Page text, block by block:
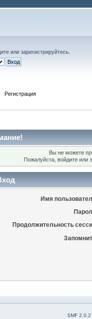
или зарегистрируйтесь.
Регистрация
Вы не можете
Пожалуйста, войдите или
Имя
Продолжительность
SMF 2.0.2